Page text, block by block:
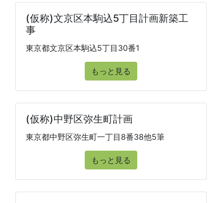
(仮称)文京区本駒込5丁目計画新築工
事
東京都文京区本駒込5丁目30番1
もっと見る
(仮称)中野区弥生町計画
東京都中野区弥生町一丁目8番38他5筆
もっと見る